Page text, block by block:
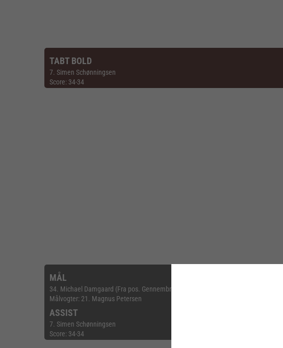
TABT BOLD
7. Simen Schønningsen
Score: 34-34
MÅL
34. Michael Damgaard (Fra pos. Gennembrud)
Målvogter: 21. Magnus Petersen
ASSIST
7. Simen Schønningsen
Score: 34-34